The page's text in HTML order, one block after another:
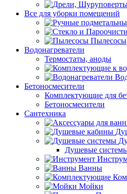
Все для уборки помещений
Пылесосы
Водонагреватели
Термостаты, аноды
Бетоносмесители
Комплектующие для
Бетоносмесители
Сантехника
Душевые
Ванны
Мойки